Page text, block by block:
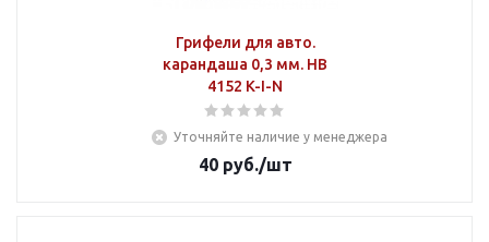
Грифели для авто.
карандаша 0,3 мм. НВ
4152 K-I-N
Уточняйте наличие у менеджера
40руб./шт